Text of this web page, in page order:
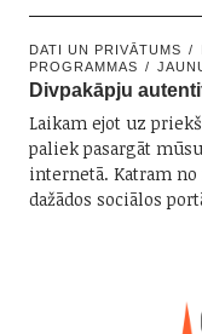
DATI UN PRIVĀTUMS
PROGRAMMAS
Divpakāpju
Laikam ejot uz
paliek pasargāt
internetā. Katram
dažādos sociālos